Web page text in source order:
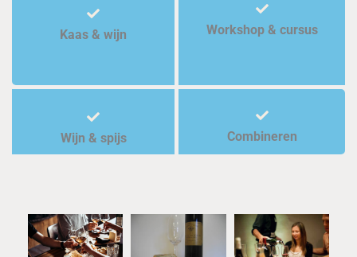
Kaas & wijn Workshop & cursus
Wijn & spijs Combineren